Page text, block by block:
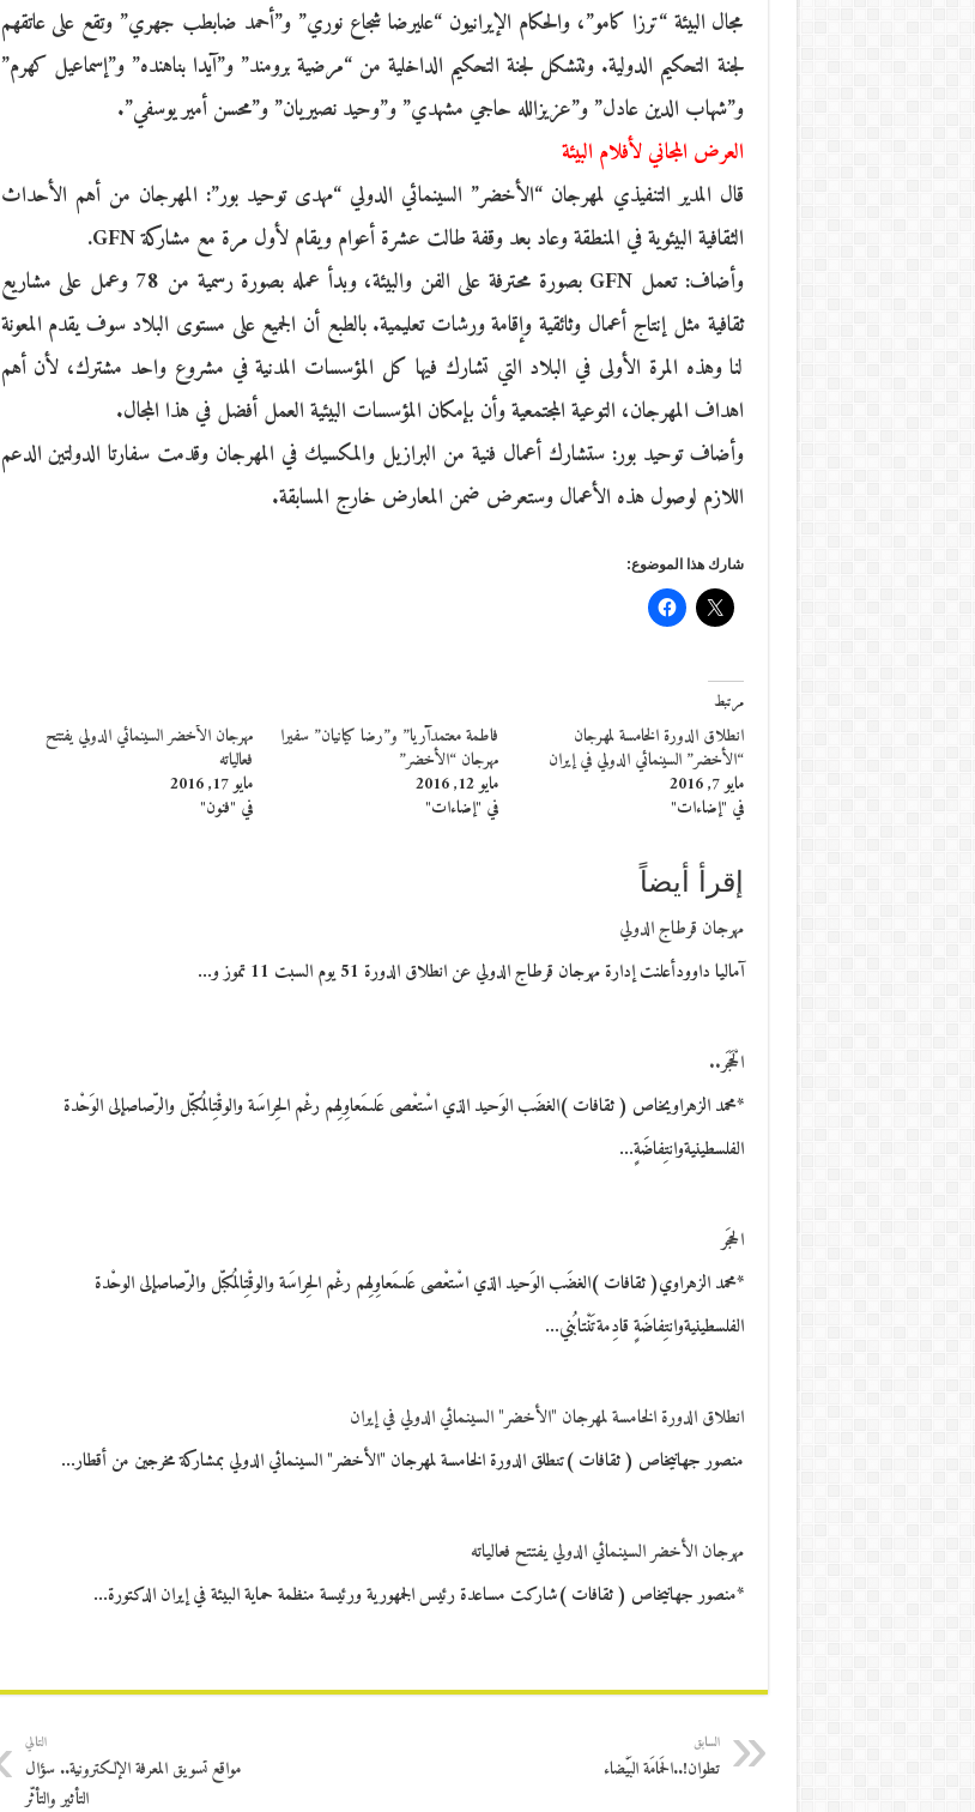
مجال البيئة “ترزا كامو”، والحكام الإيرانيون “عليرضا شجاع نوري” و”أحمد ضابطب جهري” وتقع على عاتقهم
لجنة التحكيم الدولية. وتتشكل لجنة التحكيم الداخلية من “مرضية برومند” و”آيدا بناهنده” و”إسماعيل كهرم”
و”شهاب الدين عادل” و”عزيزالله حاجي مشهدي” و”وحيد نصيريان” و”محسن أمير يوسفي”.
العرض المجاني لأفلام البيئة
قال المدير التنفيذي لمهرجان “الأخضر” السينمائي الدولي “مهدی توحيد بور”: المهرجان من أهم الأحداث
الثقافية البيئوية في المنطقة وعاد بعد وقفة طالت عشرة أعوام ويقام لأول مرة مع مشاركة GFN.
وأضاف: تعمل GFN بصورة محترفة على الفن والبيئة، وبدأ عمله بصورة رسمية من 78 وعمل على مشاريع
ثقافية مثل إنتاج أعمال وثائقية وإقامة ورشات تعليمية. بالطبع أن الجميع على مستوى البلاد سوف يقدم المعونة
لنا وهذه المرة الأولى في البلاد التي تشارك فيها كل المؤسسات المدنية في مشروع واحد مشترك، لأن أهم
اهداف المهرجان، التوعية المجتمعية وأن بإمكان المؤسسات البيئية العمل أفضل في هذا المجال.
وأضاف توحيد بور: ستشارك أعمال فنية من البرازيل والمكسيك في المهرجان وقدمت سفارتا الدولتين الدعم
اللازم لوصول هذه الأعمال وستعرض ضمن المعارض خارج المسابقة.
شارك هذا الموضوع:
مرتبط
انطلاق الدورة الخامسة لمهرجان
“الأخضر” السينمائي الدولي في إيران
مايو 7, 2016
في "إضاءات"
فاطمة معتمدآريا” و”رضا كيانيان” سفيرا
مهرجان “الأخضر”
مايو 12, 2016
في "إضاءات"
مهرجان الأخضر السينمائي الدولي يفتتح
فعالياته
مايو 17, 2016
في "فنون"
إقرأ أيضاً
مهرجان قرطاج الدولي
آماليا داوودأعلنت إدارة مهرجان قرطاج الدولي عن انطلاق الدورة 51 يوم السبت 11 تموز و…
الْحَجَر..
*محمد الزهراويخاص ( ثقافات )الغضَب الوَحيد الذي اسْتعْصى عَلىمَعاوِلِهم رغْم الحِراسَة والوقْتِالمُكبّل والرّصاصإلى الوَحْدة
الفلسطينيةوانتِفاضَةٍ…
الحجَر
*محمد الزهراوي( ثقافات )الغضَب الوَحيد الذي اسْتعْصى عَلىمَعاوِلِهم رغْم الحِراسَة والوقْتِالمُكبّل والرّصاصإلى الوحْدة
الفلسطينيةوانتِفاضَةٍ قادِمةتَنْتابُني…
انطلاق الدورة الخامسة لمهرجان "الأخضر" السينمائي الدولي في إيران
منصور جهانيخاص ( ثقافات )تنطلق الدورة الخامسة لمهرجان "الأخضر" السينمائي الدولي بمشاركة مخرجين من أقطار…
مهرجان الأخضر السينمائي الدولي يفتتح فعالياته
*منصور جهانیخاص ( ثقافات )شاركت مساعدة رئيس الجمهورية ورئيسة منظمة حماية البيئة في إيران الدكتورة…
السابق
تطوان!..الحَمامَة البَيْضاء
التالي
مواقع تسويق المعرفة الإلكترونية.. سؤال
التأثير والتأثّر